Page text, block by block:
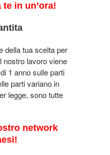
in un’ora!
della tua scelta per
nostro lavoro viene
1 anno sulle parti
parti variano in
legge, sono tutte
network